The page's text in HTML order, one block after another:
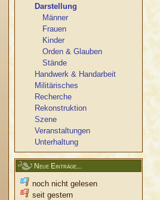
Darstellung
Männer
Frauen
Kinder
Orden & Glauben
Stände
Handwerk & Handarbeit
Militärisches
Recherche
Rekonstruktion
Szene
Veranstaltungen
Unterhaltung
Neue Einträge...
noch nicht gelesen
seit gestern